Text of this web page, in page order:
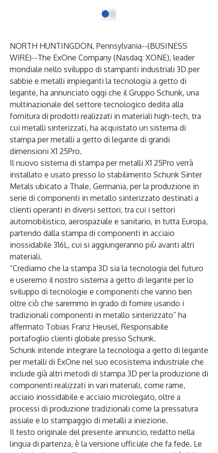
NORTH HUNTINGDON, Pennsylvania--(BUSINESS
WIRE)--The ExOne Company (Nasdaq: XONE), leader
mondiale nello sviluppo di stampanti industriali 3D per
sabbie e metalli impieganti la tecnologia a getto di
legante, ha annunciato oggi che il Gruppo Schunk, una
multinazionale del settore tecnologico dedita alla
fornitura di prodotti realizzati in materiali high-tech, tra
cui metalli sinterizzati, ha acquistato un sistema di
stampa per metalli a getto di legante di grandi
dimensioni X1 25Pro.
Il nuovo sistema di stampa per metalli X1 25Pro verrà
installato e usato presso lo stabilimento Schunk Sinter
Metals ubicato a Thale, Germania, per la produzione in
serie di componenti in metallo sinterizzato destinati a
clienti operanti in diversi settori, tra cui i settori
automobilistico, aerospaziale e sanitario, in tutta Europa,
partendo dalla stampa di componenti in acciaio
inossidabile 316L, cui si aggiungeranno più avanti altri
materiali.
“Crediamo che la stampa 3D sia la tecnologia del futuro
e useremo il nostro sistema a getto di legante per lo
sviluppo di tecnologie e componenti che vanno ben
oltre ciò che saremmo in grado di fornire usando i
tradizionali componenti in metallo sinterizzato” ha
affermato Tobias Franz Heusel, Responsabile
portafoglio clienti globale presso Schunk.
Schunk intende integrare la tecnologia a getto di legante
per metalli di ExOne nel suo ecosistema industriale che
include già altri metodi di stampa 3D per la produzione di
componenti realizzati in vari materiali, come rame,
acciaio inossidabile e acciaio microlegato, oltre a
processi di produzione tradizionali come la pressatura
assiale e lo stampaggio di metalli a iniezione.
Il testo originale del presente annuncio, redatto nella
lingua di partenza, è la versione ufficiale che fa fede. Le